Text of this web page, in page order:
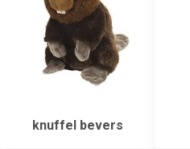
knuffel bevers